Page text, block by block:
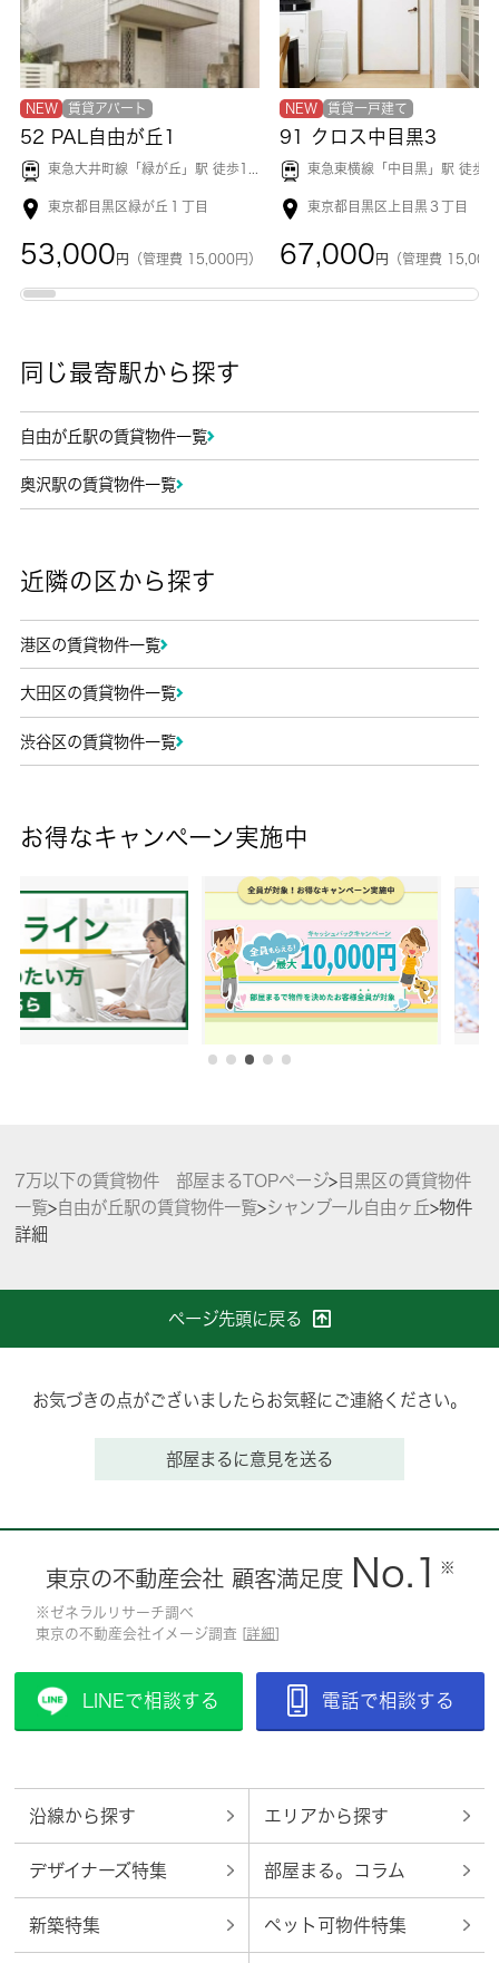
NEW 賃貸アパート
52 PAL自由が丘1
東急大井町線「 緑が丘 」駅 徒歩1分
東京都目黒区緑が丘１丁目
53,000 円 （管理費 15,000円）
NEW 賃貸一戸建て
91 クロス中目黒3
東急東横線「 中目黒 」駅 徒歩8
東京都目黒区上目黒３丁目
67,000 円 （管理費 15,000
同じ最寄駅から探す
自由が丘駅の賃貸物件一覧
奥沢駅の賃貸物件一覧
近隣の区から探す
港区の賃貸物件一覧
大田区の賃貸物件一覧
渋谷区の賃貸物件一覧
お得なキャンペーン実施中
7万以下の賃貸物件 部屋まるTOPページ>目黒区の賃貸物件
一覧>自由が丘駅の賃貸物件一覧>シャンブール自由ヶ丘>物件
詳細
ページ先頭に戻る
お気づきの点がございましたらお気軽にご連絡ください。
部屋まるに意見を送る
東京の不動産会社 顧客満足度 No.1 ※
※ゼネラルリサーチ調べ
東京の不動産会社イメージ調査 [詳細]
LINEで相談する 電話で相談する
沿線から探す エリアから探す
デザイナーズ特集 部屋まる。コラム
新築特集 ペット可物件特集